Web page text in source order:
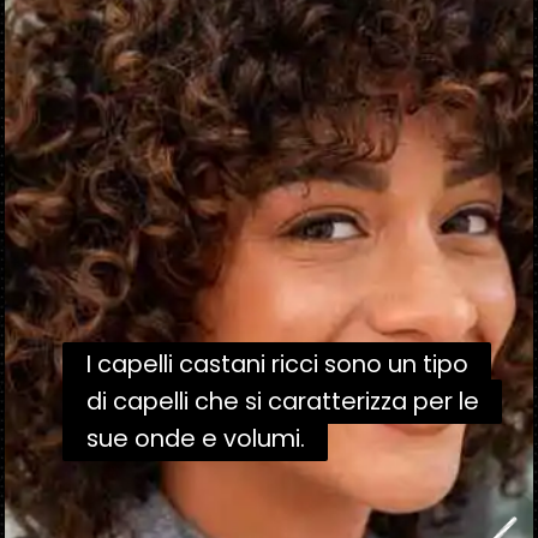
I capelli castani ricci sono un tipo
di capelli che si caratterizza per le
sue onde e volumi.
I capelli castani ricci sono un tipo
di capelli che si caratterizza per le
sue onde e volumi.